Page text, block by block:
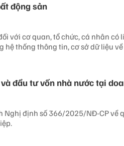
động sản
với cơ quan, tổ chức, cá nhân có
hệ thống thông tin, cơ sở dữ liệu
đầu tư vốn nhà nước tại
Nghị định số 366/2025/NĐ-CP về